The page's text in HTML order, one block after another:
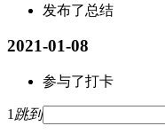
发布了总结
2021-01-08
参与了打卡
1 跳到